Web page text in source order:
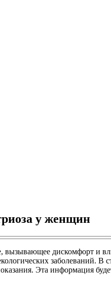
у женщин
вызывающее дискомфорт
Эта информация